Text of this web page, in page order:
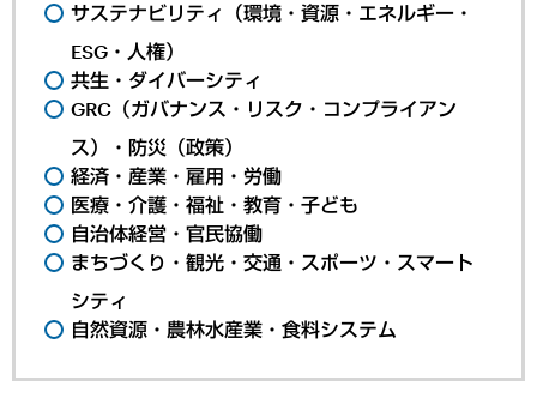
サステナビリティ（環境・資源・エネルギー・
ESG・人権）
共生・ダイバーシティ
GRC（ガバナンス・リスク・コンプライアン
ス）・防災（政策）
経済・産業・雇用・労働
医療・介護・福祉・教育・子ども
自治体経営・官民協働
まちづくり・観光・交通・スポーツ・スマート
シティ
自然資源・農林水産業・食料システム